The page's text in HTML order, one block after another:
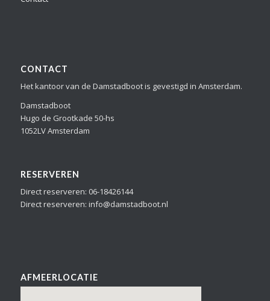
CONTACT
Het kantoor van de Damstadboot is gevestigd in Amsterdam.
Damstadboot
Hugo de Grootkade 50-hs
1052LV Amsterdam
RESERVEREN
Direct reserveren: 06-18426144
Direct reserveren: info@damstadboot.nl
AFMEERLOCATIE